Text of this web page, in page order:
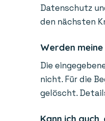
Datenschutz
den nächsten
Werden
Die
nicht. Für die
gelöscht.